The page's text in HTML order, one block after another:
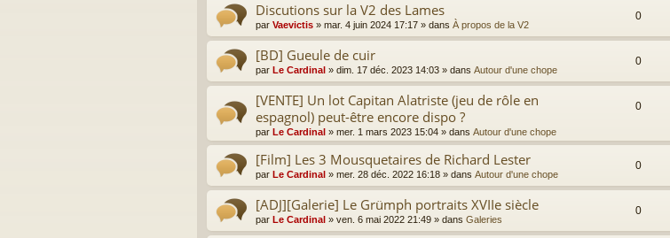
Discutions sur la V2 des Lames
par Vaevictis » mar. 4 juin 2024 17:17 » dans À propos de la V2
0
[BD] Gueule de cuir
par Le Cardinal » dim. 17 déc. 2023 14:03 » dans Autour d'une chope
0
[VENTE] Un lot Capitan Alatriste (jeu de rôle en
espagnol) peut-être encore dispo ?
par Le Cardinal » mer. 1 mars 2023 15:04 » dans Autour d'une chope
0
[Film] Les 3 Mousquetaires de Richard Lester
par Le Cardinal » mer. 28 déc. 2022 16:18 » dans Autour d'une chope
0
[ADJ][Galerie] Le Grümph portraits XVIIe siècle
par Le Cardinal » ven. 6 mai 2022 21:49 » dans Galeries
0